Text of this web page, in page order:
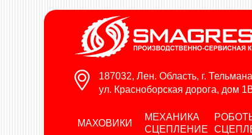
187032, Лен. Область, г.
ул. Красноборская дорога, дом
МАХОВИКИ
МЕХАНИКА
СЦЕПЛЕНИЕ